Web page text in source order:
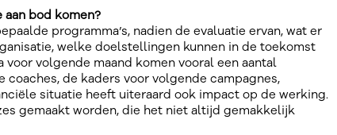
bod komen?
programma’s, nadien de evaluatie ervan, wat er
welke doelstellingen kunnen in de toekomst
volgende maand komen vooral een aantal
de kaders voor volgende campagnes,
situatie heeft uiteraard ook impact op de werking.
gemaakt worden, die het niet altijd gemakkelijk